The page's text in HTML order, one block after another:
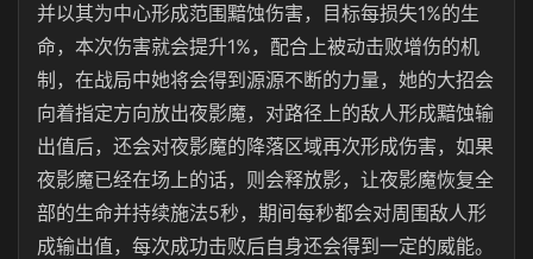
并以其为中心形成范围黯蚀伤害，目标每损失1%的生
命，本次伤害就会提升1%，配合上被动击败增伤的机
制，在战局中她将会得到源源不断的力量，她的大招会
向着指定方向放出夜影魔，对路径上的敌人形成黯蚀输
出值后，还会对夜影魔的降落区域再次形成伤害，如果
夜影魔已经在场上的话，则会释放影，让夜影魔恢复全
部的生命并持续施法5秒，期间每秒都会对周围敌人形
成输出值，每次成功击败后自身还会得到一定的威能。